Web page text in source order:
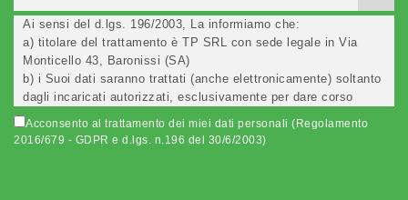
Ai sensi del d.lgs. 196/2003, La informiamo che:
a) titolare del trattamento è TP SRL con sede legale in Via
Monticello 43, Baronissi (SA)
b) i Suoi dati saranno trattati (anche elettronicamente) soltanto
dagli incaricati autorizzati, esclusivamente per dare corso
all'invio della newsletter e per l'invio (anche via email) di
informazioni relative alle iniziative del Titolare;
Acconsento al trattamento dei miei dati personali (Regolamento
2016/679 - GDPR e d.lgs. n.196 del 30/6/2003)